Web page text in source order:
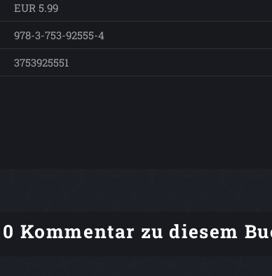
EUR 5.99
978-3-753-92555-4
3753925551
0 Kommentar zu diesem